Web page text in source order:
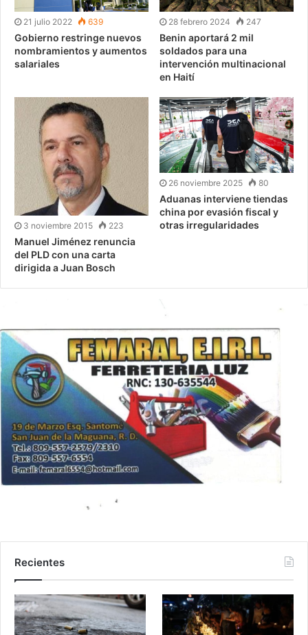
21 julio 2022 639
Gobierno restringe nuevos
nombramientos y aumentos
salariales
28 febrero 2024 247
Benin aportará 2 mil
soldados para una
intervención multinacional
en Haití
3 noviembre 2015 223
Manuel Jiménez renuncia
del PLD con una carta
dirigida a Juan Bosch
26 noviembre 2025 80
Aduanas interviene tiendas
china por evasión fiscal y
otras irregularidades
Recientes